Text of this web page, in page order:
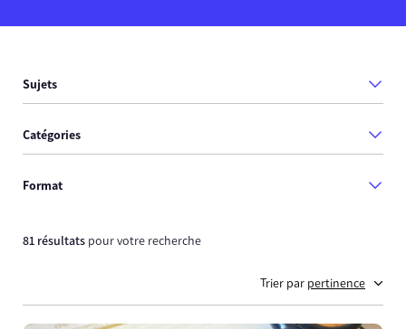
Sujets
Catégories
Format
81 résultats pour votre recherche
Trier par pertinence